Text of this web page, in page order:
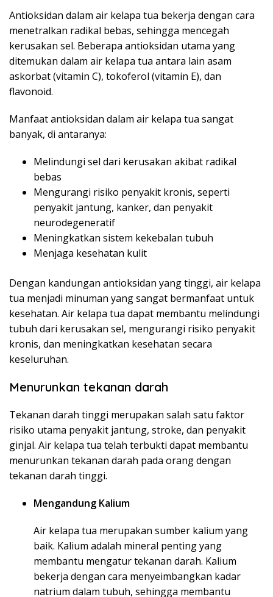
Antioksidan dalam air kelapa tua bekerja dengan cara
menetralkan radikal bebas, sehingga mencegah
kerusakan sel. Beberapa antioksidan utama yang
ditemukan dalam air kelapa tua antara lain asam
askorbat (vitamin C), tokoferol (vitamin E), dan
flavonoid.
Manfaat antioksidan dalam air kelapa tua sangat
banyak, di antaranya:
Melindungi sel dari kerusakan akibat radikal
bebas
Mengurangi risiko penyakit kronis, seperti
penyakit jantung, kanker, dan penyakit
neurodegeneratif
Meningkatkan sistem kekebalan tubuh
Menjaga kesehatan kulit
Dengan kandungan antioksidan yang tinggi, air kelapa
tua menjadi minuman yang sangat bermanfaat untuk
kesehatan. Air kelapa tua dapat membantu melindungi
tubuh dari kerusakan sel, mengurangi risiko penyakit
kronis, dan meningkatkan kesehatan secara
keseluruhan.
Menurunkan tekanan darah
Tekanan darah tinggi merupakan salah satu faktor
risiko utama penyakit jantung, stroke, dan penyakit
ginjal. Air kelapa tua telah terbukti dapat membantu
menurunkan tekanan darah pada orang dengan
tekanan darah tinggi.
Mengandung Kalium
Air kelapa tua merupakan sumber kalium yang
baik. Kalium adalah mineral penting yang
membantu mengatur tekanan darah. Kalium
bekerja dengan cara menyeimbangkan kadar
natrium dalam tubuh, sehingga membantu